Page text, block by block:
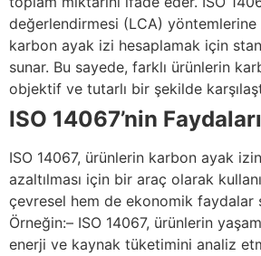
değerlendirmesi (LCA) yöntemlerine
karbon ayak izi hesaplamak için
sunar. Bu sayede, farklı ürünlerin
objektif ve tutarlı bir şekilde
ISO 14067’nin
ISO 14067, ürünlerin karbon ayak
azaltılması için bir araç olarak
çevresel hem de ekonomik faydalar
Örneğin:– ISO 14067, ürünlerin
enerji ve kaynak tüketimini analiz